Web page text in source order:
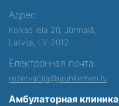
Адрес:
Kolkas iela 20, Jūrmalā,
Latvija, LV-2012
Електронная почта:
rezervacija@jaunkemeri.lv
Амбулаторная клиника